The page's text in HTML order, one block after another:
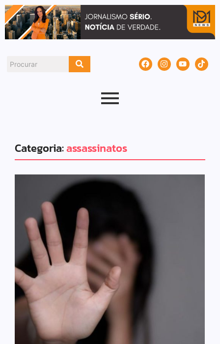
Categoria:assassinatos